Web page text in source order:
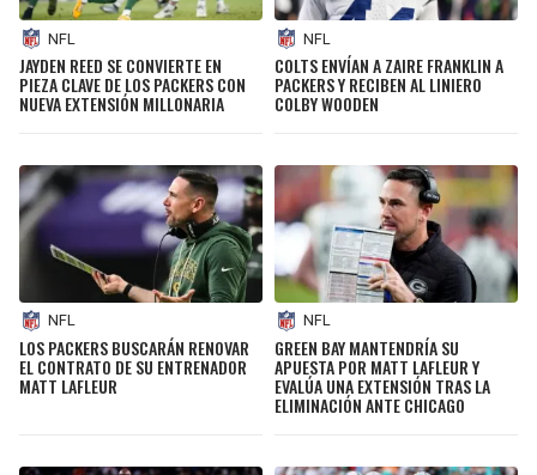
NFL
JAYDEN REED SE CONVIERTE EN
PIEZA CLAVE DE LOS PACKERS CON
NUEVA EXTENSIÓN MILLONARIA
NFL
COLTS ENVÍAN A ZAIRE FRANKLIN A
PACKERS Y RECIBEN AL LINIERO
COLBY WOODEN
NFL
LOS PACKERS BUSCARÁN RENOVAR
EL CONTRATO DE SU ENTRENADOR
MATT LAFLEUR
NFL
GREEN BAY MANTENDRÍA SU
APUESTA POR MATT LAFLEUR Y
EVALÚA UNA EXTENSIÓN TRAS LA
ELIMINACIÓN ANTE CHICAGO